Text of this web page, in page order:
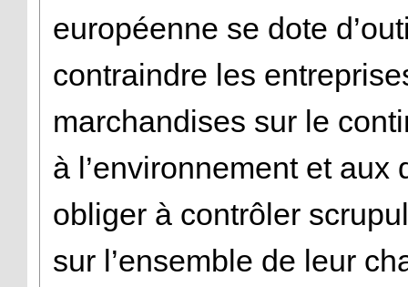
européenne se dote
contraindre les
marchandises sur le
à l’environnement et
obliger à contrôler
sur l’ensemble de leur